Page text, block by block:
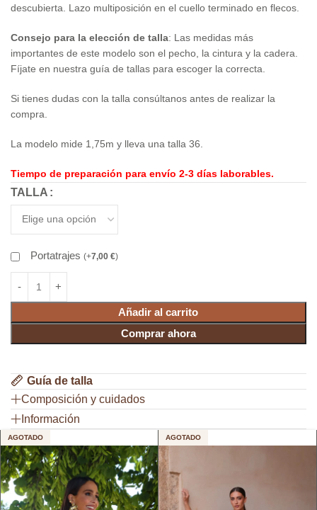
descubierta. Lazo multiposición en el cuello terminado en flecos.
Consejo para la elección de talla: Las medidas más
importantes de este modelo son el pecho, la cintura y la cadera.
Fíjate en nuestra guía de tallas para escoger la correcta.
Si tienes dudas con la talla consúltanos antes de realizar la
compra.
La modelo mide 1,75m y lleva una talla 36.
Tiempo de preparación para envío 2-3 días laborables.
TALLA
Portatrajes (+7,00 €)
Añadir al carrito
Comprar ahora
Guía de talla
Composición y cuidados
Información
AGOTADO AGOTADO